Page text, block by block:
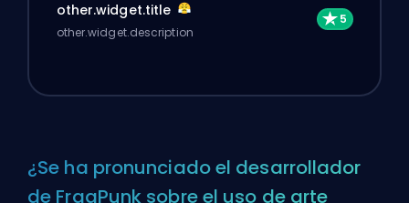
other.widget.title
other.widget.description
¿Se ha pronunciado el desarrollador
de FragPunk sobre el uso de arte